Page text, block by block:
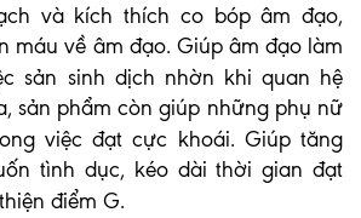
và kích thích co bóp âm đạo,
máu về âm đạo. Giúp âm đạo làm
sản sinh dịch nhờn khi quan hệ
sản phẩm còn giúp những phụ nữ
việc đạt cực khoái. Giúp tăng
tình dục, kéo dài thời gian đạt
điểm G.